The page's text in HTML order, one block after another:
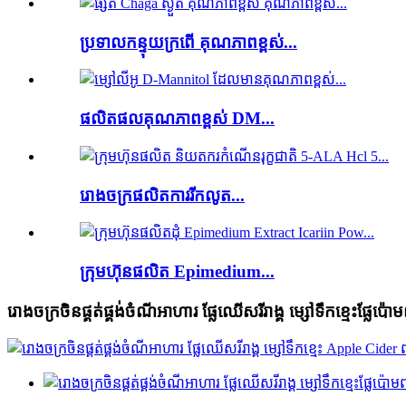
ប្រទាលកន្ទុយក្រពើ គុណភាពខ្ពស់...
ផលិតផលគុណភាពខ្ពស់ DM...
រោងចក្រ​ផលិត​ការ​រីក​លូត...
ក្រុមហ៊ុនផលិត Epimedium...
រោងចក្រចិនផ្គត់ផ្គង់ចំណីអាហារ ផ្លែឈើសរីរាង្គ ម្សៅទឹកខ្មេះផ្លែ